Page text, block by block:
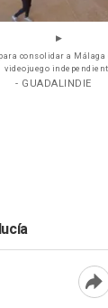
consolidar a
videojuego
- GUADALINDIE